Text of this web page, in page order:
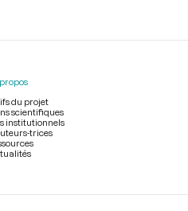
du projet
scientifiques
institutionnels
trices